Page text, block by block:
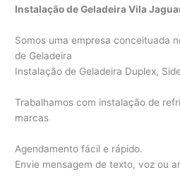
Instalação de Geladeira Vila
Somos uma empresa conceituada
de Geladeira
Instalação de Geladeira Duplex,
Trabalhamos com instalação de
marcas
Agendamento fácil e rápido.
Envie mensagem de texto, voz ou